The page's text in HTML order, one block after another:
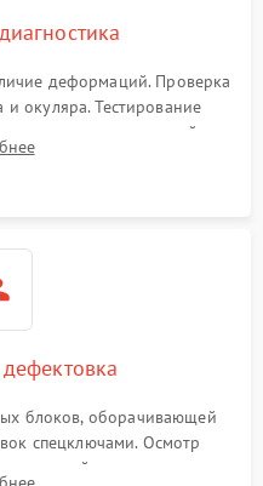
деформаций. Проверка
и окуляра. Тестирование
кольца отстройки
сколов, внутренних
блоков, оборачивающей
спецключами. Осмотр
пружин и